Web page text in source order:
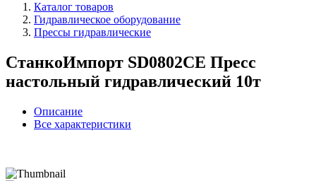
Каталог товаров
Гидравлическое оборудование
Прессы гидравлические
СтанкоИмпорт SD0802CE Пресс
настольный гидравлический 10т
Описание
Все характеристики